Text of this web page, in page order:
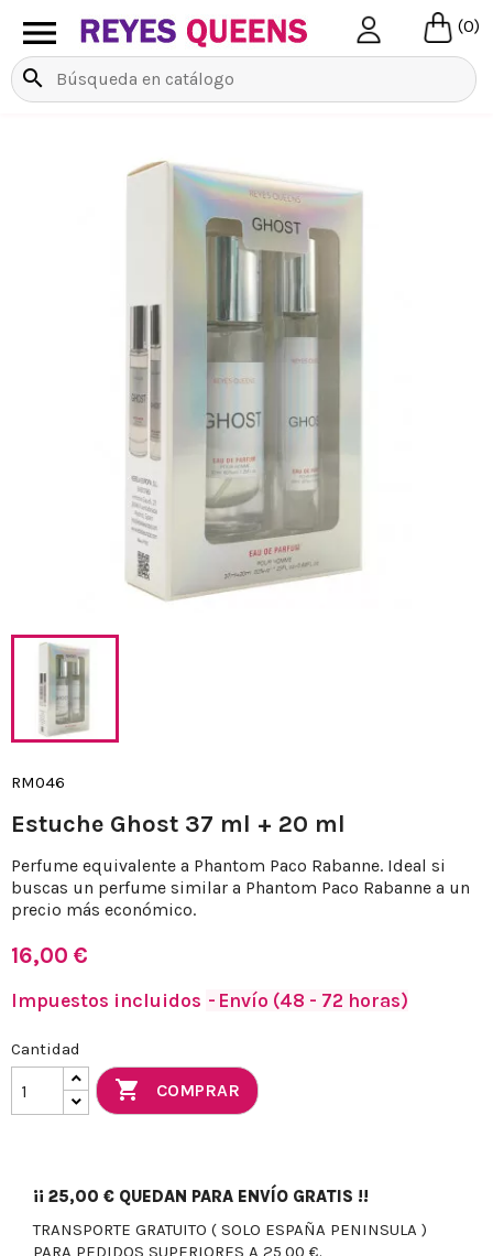
 (0)
search
RM046
Estuche Ghost 37 ml + 20 ml
Perfume equivalente a Phantom Paco Rabanne. Ideal si
buscas un perfume similar a Phantom Paco Rabanne a un
precio más económico.
16,00 €
Impuestos incluidos Envío (48 - 72 horas)
Cantidad
 COMPRAR
¡¡ 25,00 € QUEDAN PARA ENVÍO GRATIS !!
TRANSPORTE GRATUITO ( SOLO ESPAÑA PENINSULA )
PARA PEDIDOS SUPERIORES A 25,00 €.